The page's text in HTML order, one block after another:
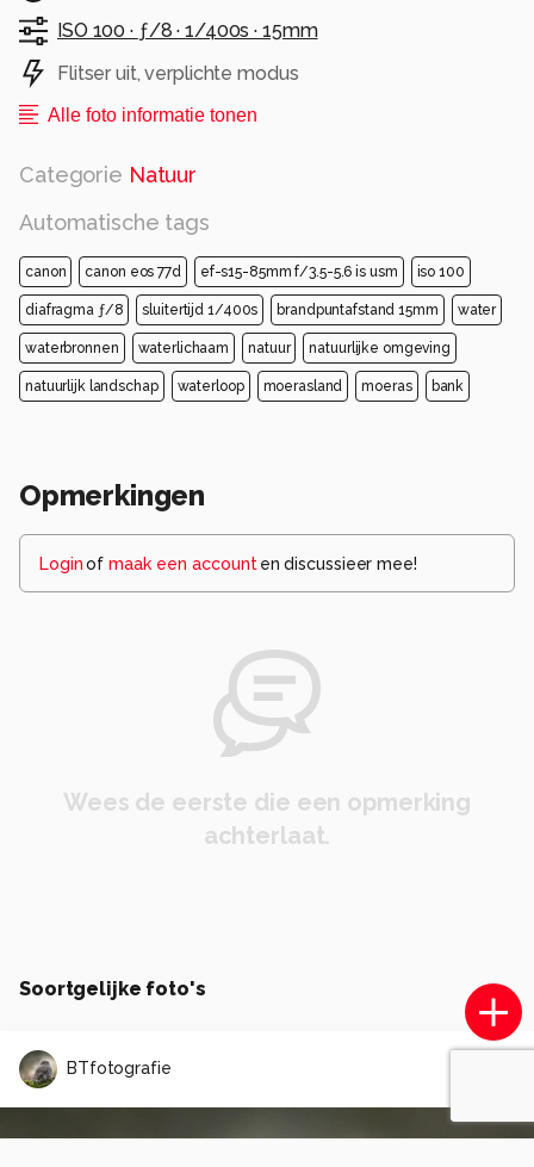
ISO 100 · ƒ/8 ·1/400s ·15mm
Flitser uit, verplichte modus
Alle foto informatie tonen
Categorie Natuur
Automatische tags
canon canon eos 77d ef-s15-85mm f/3.5-5.6 is usm iso 100
diafragma ƒ/8 sluitertijd 1/400s brandpuntafstand 15mm water
waterbronnen waterlichaam natuur natuurlijke omgeving
natuurlijk landschap waterloop moerasland moeras bank
Opmerkingen
Loginof maak een account en discussieer mee!
Wees de eerste die een opmerking
achterlaat.
Soortgelijke foto's
BTfotografie